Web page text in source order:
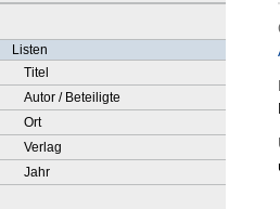
Listen
Titel
Autor / Beteiligte
Ort
Verlag
Jahr